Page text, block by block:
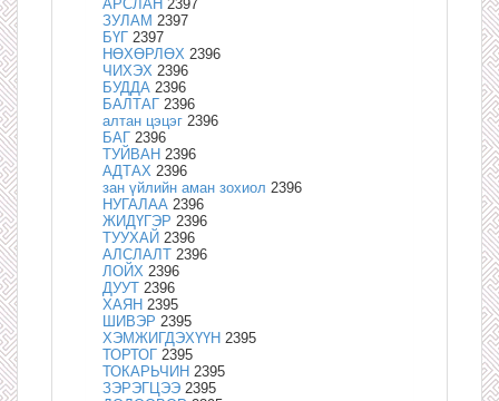
АРСЛАН 2397
ЗУЛАМ 2397
БҮГ 2397
НӨХӨРЛӨХ 2396
ЧИХЭХ 2396
БУДДА 2396
БАЛТАГ 2396
алтан цэцэг 2396
БАГ 2396
ТУЙВАН 2396
АДТАХ 2396
зан үйлийн аман зохиол 2396
НУГАЛАА 2396
ЖИДҮГЭР 2396
ТУУХАЙ 2396
АЛСЛАЛТ 2396
ЛОЙХ 2396
ДУУТ 2396
ХАЯН 2395
ШИВЭР 2395
ХЭМЖИГДЭХҮҮН 2395
ТОРТОГ 2395
ТОКАРЬЧИН 2395
ЗЭРЭГЦЭЭ 2395